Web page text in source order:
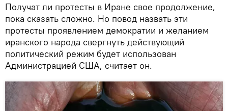
Получат ли протесты в Иране свое продолжение,
пока сказать сложно. Но повод назвать эти
протесты проявлением демократии и желанием
иранского народа свергнуть действующий
политический режим будет использован
Администрацией США, считает он.